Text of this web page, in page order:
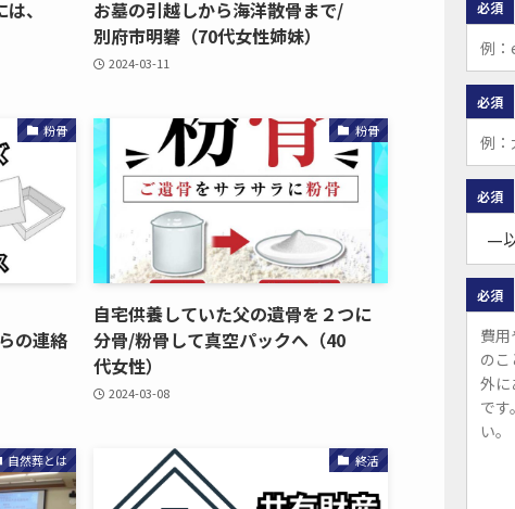
、​
お墓の​引越しから​海洋散骨まで​/
別府市明礬​（70​代女性姉妹）
2024-03-11
粉骨
の​連絡
粉骨
自宅供養していた​父の​遺骨を​２つに​
分骨/粉骨して​真​空パックへ​（40​
代女性）
2024-03-08
自然葬とは 終活
必須
必須
必須
必須